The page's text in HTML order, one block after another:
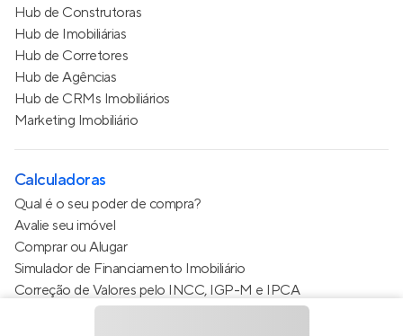
Hub de Construtoras
Hub de Imobiliárias
Hub de Corretores
Hub de Agências
Hub de CRMs Imobiliários
Marketing Imobiliário
Calculadoras
Qual é o seu poder de compra?
Avalie seu imóvel
Comprar ou Alugar
Simulador de Financiamento Imobiliário
Correção de Valores pelo INCC, IGP-M e IPCA
Estimativa de valor do condomínio